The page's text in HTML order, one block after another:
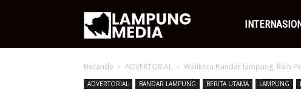
Media
Beranda ADVERTORIAL Walikota Bandar lampung, Raih
ADVERTORIAL BANDAR LAMPUNG BERITA UTAMA LAMPUNG